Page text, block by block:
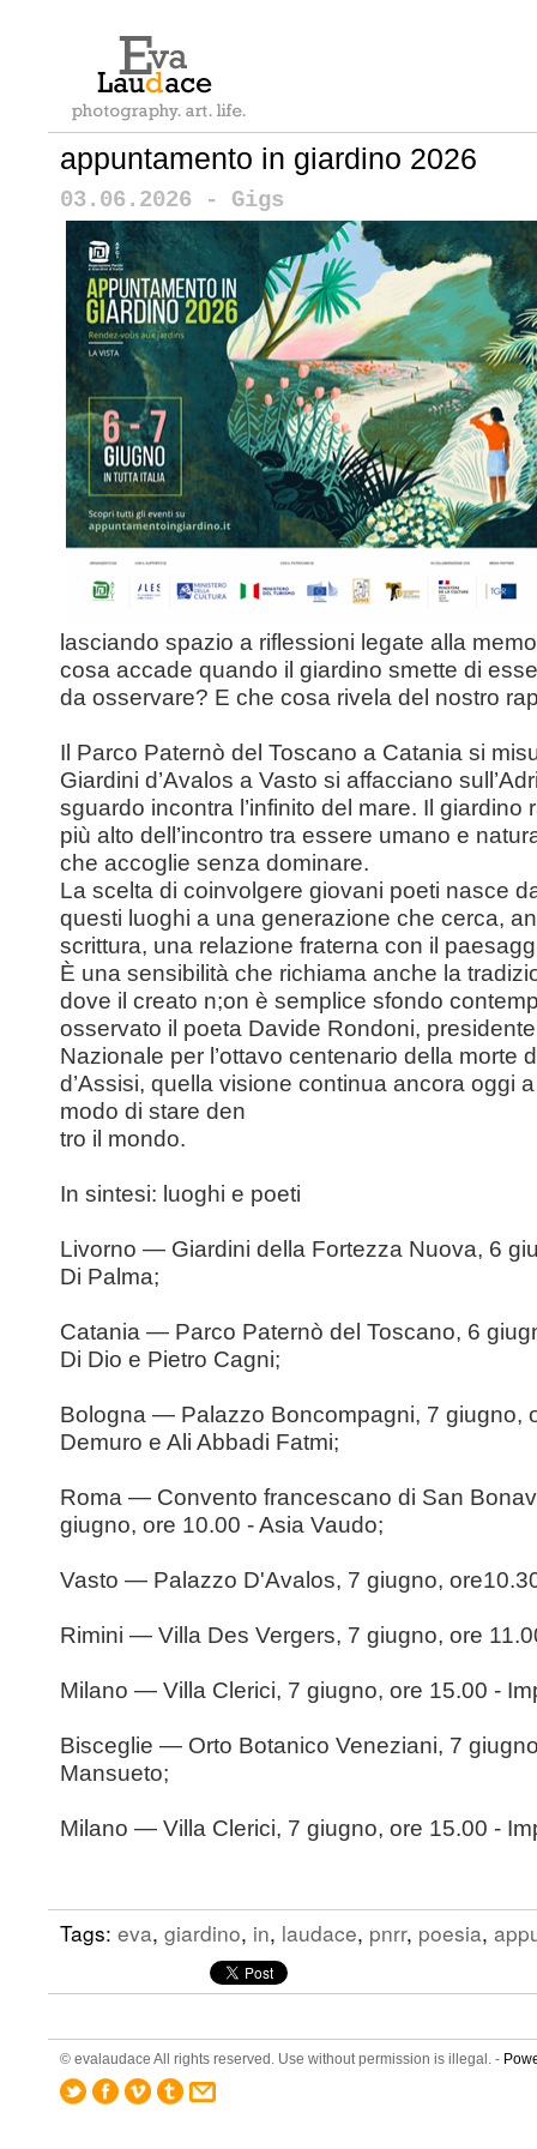
appuntamento in giardino 2026
03.06.2026 - Gigs
lasciando spazio a riflessioni legate alla
cosa accade quando il giardino smette di
da osservare? E che cosa rivela del nostro
Il Parco Paternò del Toscano a Catania si
Giardini d’Avalos a Vasto si affacciano
sguardo incontra l’infinito del mare. Il giardino
più alto dell’incontro tra essere umano e
che accoglie senza dominare.
La scelta di coinvolgere giovani poeti nasce
questi luoghi a una generazione che cerca,
scrittura, una relazione fraterna con il
È una sensibilità che richiama anche la
dove il creato n;on è semplice sfondo
osservato il poeta Davide Rondoni,
Nazionale per l’ottavo centenario della morte
d’Assisi, quella visione continua ancora oggi
modo di stare den
tro il mondo.
In sintesi: luoghi e poeti
Livorno — Giardini della Fortezza Nuova, 6
Di Palma;
Catania — Parco Paternò del Toscano, 6
Di Dio e Pietro Cagni;
Bologna — Palazzo Boncompagni, 7 giugno,
Demuro e Ali Abbadi Fatmi;
Roma — Convento francescano di San
giugno, ore 10.00 - Asia Vaudo;
Vasto — Palazzo D'Avalos, 7 giugno,
Rimini — Villa Des Vergers, 7 giugno, ore
Milano — Villa Clerici, 7 giugno, ore 15.00 -
Bisceglie — Orto Botanico Veneziani, 7
Mansueto;
Milano — Villa Clerici, 7 giugno, ore 15.00 -
Tags: eva, giardino, in, laudace, pnrr, poesia,
© evalaudace All rights reserved. Use without permission is illegal. -